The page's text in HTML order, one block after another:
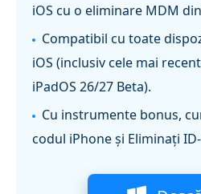
iOS cu o eliminare MDM
Compatibil cu toate
iOS (inclusiv cele mai
iPadOS 26/27 Beta).
Cu instrumente bonus,
codul iPhone și Eliminați